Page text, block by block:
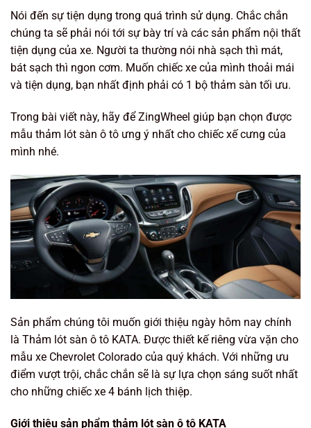
Nói đến sự tiện dụng trong quá trình sử dụng. Chắc chắn
chúng ta sẽ phải nói tới sự bày trí và các sản phẩm nội thất
tiện dụng của xe. Người ta thường nói nhà sạch thì mát,
bát sạch thì ngon cơm. Muốn chiếc xe của mình thoải mái
và tiện dụng, bạn nhất định phải có 1 bộ thảm sàn tối ưu.
Trong bài viết này, hãy để ZingWheel giúp bạn chọn được
mẫu thảm lót sàn ô tô ưng ý nhất cho chiếc xế cưng của
mình nhé.
Sản phẩm chúng tôi muốn giới thiệu ngày hôm nay chính
là Thảm lót sàn ô tô KATA. Được thiết kế riêng vừa vặn cho
mẫu xe Chevrolet Colorado của quý khách. Với những ưu
điểm vượt trội, chắc chắn sẽ là sự lựa chọn sáng suốt nhất
cho những chiếc xe 4 bánh lịch thiệp.
Giới thiệu sản phẩm thảm lót sàn ô tô KATA